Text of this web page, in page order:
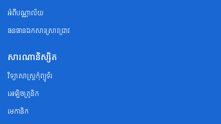
អំពីបណ្ណាល័យ
ធនធានឯកសារស្រាវជ្រាវ
សារណានិស្សិត
វិទ្យាសាស្ត្រកុំព្យូទ័រ
អេឡិចត្រូនិក
មេកានិក